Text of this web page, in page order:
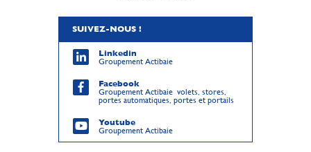
SUIVEZ-NOUS !
Linkedin
Groupement Actibaie
Facebook
Groupement Actibaie volets, stores,
portes automatiques, portes et portails
Youtube
Groupement Actibaie